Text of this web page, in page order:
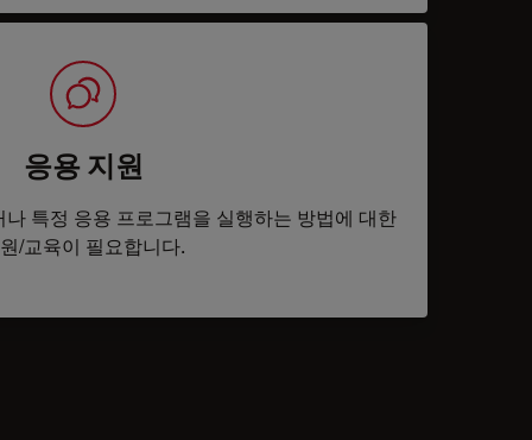
응용 지원
특정 응용 프로그램을 실행하는 방법에 대한
/교육이 필요합니다.